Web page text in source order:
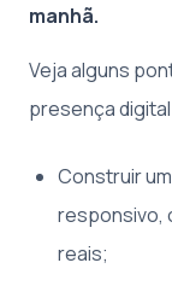
manhã.
Veja alguns
presença
Construir
responsivo,
reais;